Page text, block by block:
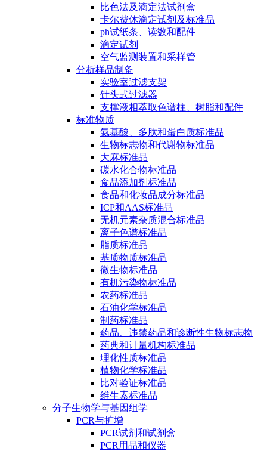
比色法及滴定法试剂盒
卡尔费休滴定试剂及标准品
ph试纸条、读数和配件
滴定试剂
空气监测装置和采样管
分析样品制备
实验室过滤支架
针头式过滤器
支撑液相萃取色谱柱、树脂和配件
标准物质
氨基酸、多肽和蛋白质标准品
生物标志物和代谢物标准品
大麻标准品
碳水化合物标准品
食品添加剂标准品
食品和化妆品成分标准品
ICP和AAS标准品
无机元素杂质混合标准品
离子色谱标准品
脂质标准品
基质物质标准品
微生物标准品
有机污染物标准品
农药标准品
石油化学标准品
制药标准品
药品、违禁药品和诊断性生物标志物
药典和计量机构标准品
理化性质标准品
植物化学标准品
比对验证标准品
维生素标准品
分子生物学与基因组学
PCR与扩增
PCR试剂和试剂盒
PCR用品和仪器